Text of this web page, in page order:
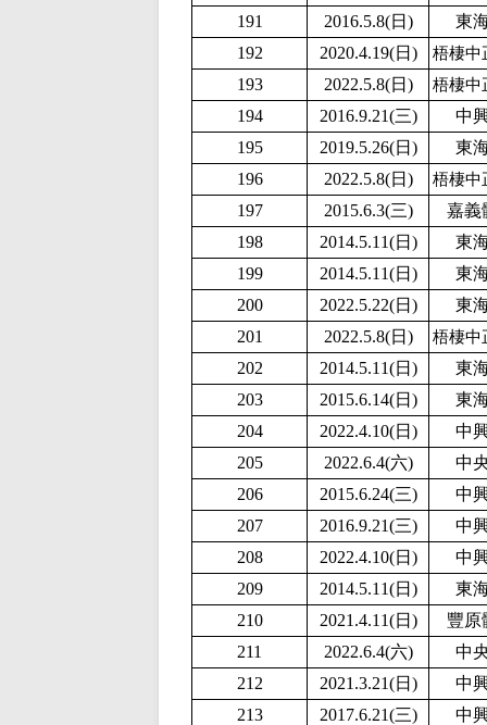
191
2016.5.8(日)
東
192
2020.4.19(日) 梧棲中
193 2022.5.8(日) 梧棲中
194 2016.9.21(三)
中
195
2019.5.26(日)
東
196
2022.5.8(日) 梧棲中
197 2015.6.3(三)
嘉義
198
2014.5.11(日)
東
199
2014.5.11(日)
東
200
2022.5.22(日)
東
201
2022.5.8(日) 梧棲中
202 2014.5.11(日)
東
203
2015.6.14(日)
東
204
2022.4.10(日)
中
205
2022.6.4(六)
中
206
2015.6.24(三)
中
207
2016.9.21(三)
中
208
2022.4.10(日)
中
209
2014.5.11(日)
東
210
2021.4.11(日)
豐原
211
2022.6.4(六)
中
212
2021.3.21(日)
中
213
2017.6.21(三)
中